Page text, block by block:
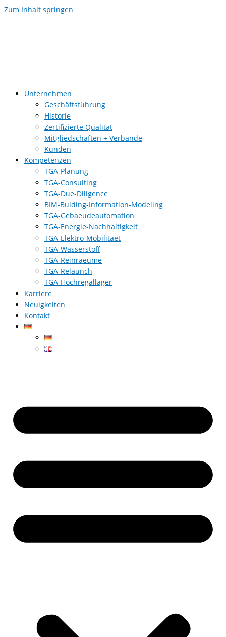
Zum Inhalt springen
Unternehmen
Geschäftsführung
Historie
Zertifizierte Qualität
Mitgliedschaften + Verbände
Kunden
Kompetenzen
TGA-Planung
TGA-Consulting
TGA-Due-Diligence
BIM-Bulding-Information-Modeling
TGA-Gebaeudeautomation
TGA-Energie-Nachhaltigkeit
TGA-Elektro-Mobilitaet
TGA-Wasserstoff
TGA-Reinraeume
TGA-Relaunch
TGA-Hochregallager
Karriere
Neuigkeiten
Kontakt